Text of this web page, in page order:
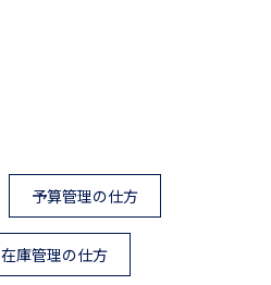
予算管理の仕方
在庫管理の仕方